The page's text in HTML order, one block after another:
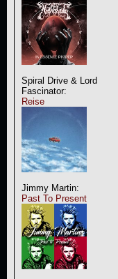
Spiral Drive & Lord
Fascinator:
Reise
Jimmy Martin:
Past To Present